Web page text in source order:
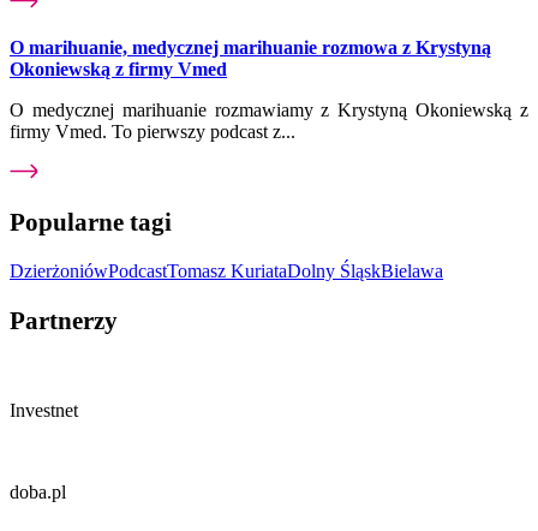
O marihuanie, medycznej marihuanie rozmowa z Krystyną
Okoniewską z firmy Vmed
O medycznej marihuanie rozmawiamy z Krystyną Okoniewską z
firmy Vmed. To pierwszy podcast z...
Popularne tagi
DzierżoniówPodcastTomasz KuriataDolny ŚląskBielawa
Partnerzy
Investnet
doba.pl